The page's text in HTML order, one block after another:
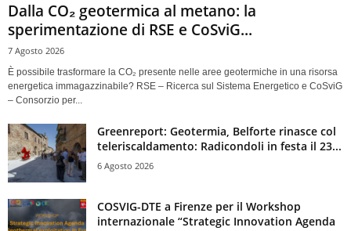
Dalla CO₂ geotermica al metano: la
sperimentazione di RSE e CoSviG...
7 Agosto 2026
È possibile trasformare la CO₂ presente nelle aree geotermiche in una risorsa
energetica immagazzinabile? RSE – Ricerca sul Sistema Energetico e CoSviG
– Consorzio per...
Greenreport: Geotermia, Belforte rinasce col
teleriscaldamento: Radicondoli in festa il 23...
6 Agosto 2026
COSVIG-DTE a Firenze per il Workshop
internazionale “Strategic Innovation Agenda